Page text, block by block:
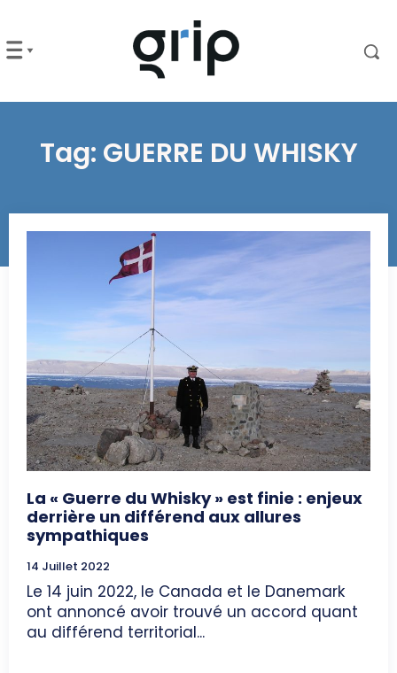
Tag: GUERRE DU WHISKY
La « Guerre du Whisky » est finie : enjeux
derrière un différend aux allures
sympathiques
14 Juillet 2022
Le 14 juin 2022, le Canada et le Danemark
ont annoncé avoir trouvé un accord quant
au différend territorial...